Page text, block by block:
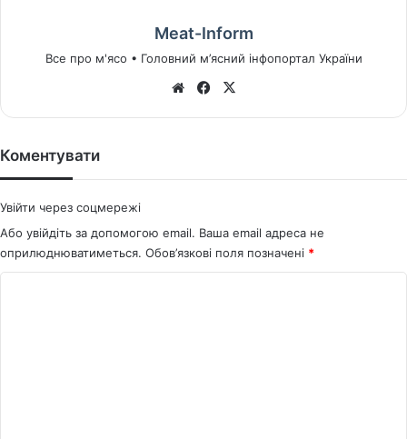
Meat-Inform
Все про м'ясо • Головний м’ясний інфопортал України
We
Fa
Коментувати
Увійти через соцмережі
Або увійдіть за допомогою email. Ваша email адреса не
оприлюднюватиметься. Обов’язкові поля позначені *